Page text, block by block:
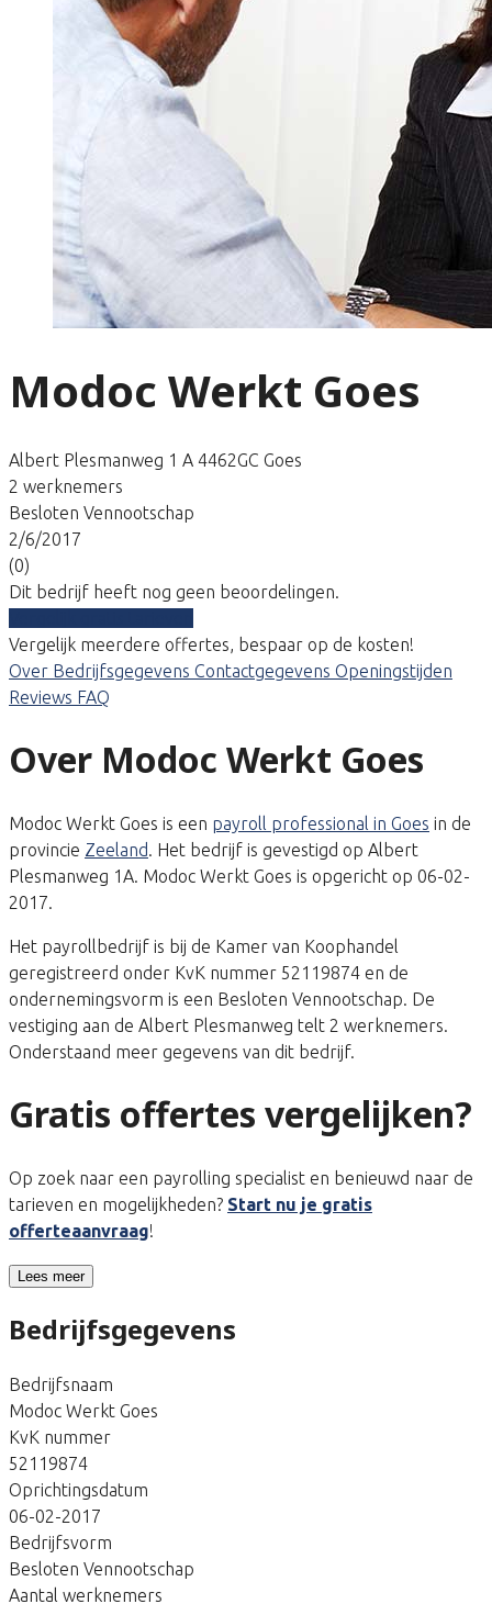
Modoc Werkt Goes
Albert Plesmanweg 1 A 4462GC Goes
2 werknemers
Besloten Vennootschap
2/6/2017
(0)
Dit bedrijf heeft nog geen beoordelingen.
Vergelijk meerdere offertes, bespaar op de kosten!
Over Bedrijfsgegevens Contactgegevens Openingstijden
Reviews FAQ
Over Modoc Werkt Goes
Modoc Werkt Goes is een payroll professional in Goes in de
provincie Zeeland. Het bedrijf is gevestigd op Albert
Plesmanweg 1A. Modoc Werkt Goes is opgericht op 06-02-
2017.
Het payrollbedrijf is bij de Kamer van Koophandel
geregistreerd onder KvK nummer 52119874 en de
ondernemingsvorm is een Besloten Vennootschap. De
vestiging aan de Albert Plesmanweg telt 2 werknemers.
Onderstaand meer gegevens van dit bedrijf.
Gratis offertes vergelijken?
Op zoek naar een payrolling specialist en benieuwd naar de
tarieven en mogelijkheden? Start nu je gratis
offerteaanvraag!
Lees meer
Bedrijfsgegevens
Bedrijfsnaam
Modoc Werkt Goes
KvK nummer
52119874
Oprichtingsdatum
06-02-2017
Bedrijfsvorm
Besloten Vennootschap
Aantal werknemers